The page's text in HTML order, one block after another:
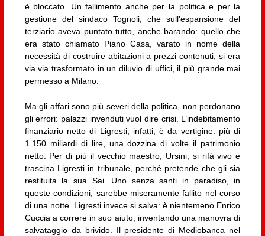
è bloccato. Un fallimento anche per la politica e per la
gestione del sindaco Tognoli, che sull’espansione del
terziario aveva puntato tutto, anche barando: quello che
era stato chiamato Piano Casa, varato in nome della
necessità di costruire abitazioni a prezzi contenuti, si era
via via trasformato in un diluvio di uffici, il più grande mai
permesso a Milano.
Ma gli affari sono più severi della politica, non perdonano
gli errori: palazzi invenduti vuol dire crisi. L’indebitamento
finanziario netto di Ligresti, infatti, è da vertigine: più di
1.150 miliardi di lire, una dozzina di volte il patrimonio
netto. Per di più il vecchio maestro, Ursini, si rifà vivo e
trascina Ligresti in tribunale, perché pretende che gli sia
restituita la sua Sai. Uno senza santi in paradiso, in
queste condizioni, sarebbe miseramente fallito nel corso
di una notte. Ligresti invece si salva: è nientemeno Enrico
Cuccia a correre in suo aiuto, inventando una manovra di
salvataggio da brivido. Il presidente di Mediobanca nel